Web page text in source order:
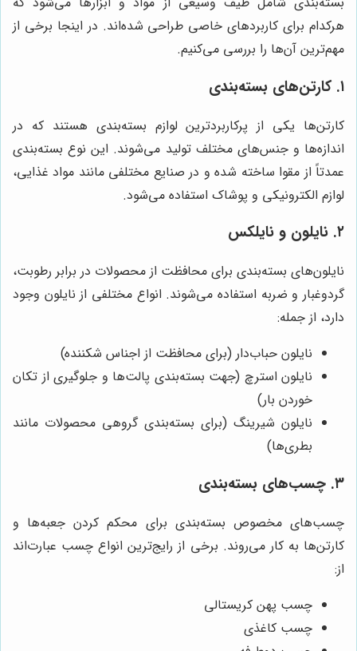
هرکدام برای کاربردهای خاصی طراحی شده‌اند. در اینجا برخی از
مهم‌ترین آن‌ها را بررسی می‌کنیم.
۱. کارتن‌های بسته‌بندی
کارتن‌ها یکی از پرکاربردترین لوازم بسته‌بندی هستند که در
اندازه‌ها و جنس‌های مختلف تولید می‌شوند. این نوع بسته‌بندی
عمدتاً از مقوا ساخته شده و در صنایع مختلفی مانند مواد غذایی،
لوازم الکترونیکی و پوشاک استفاده می‌شود.
۲. نایلون و نایلکس
نایلون‌های بسته‌بندی برای محافظت از محصولات در برابر رطوبت،
گردوغبار و ضربه استفاده می‌شوند. انواع مختلفی از نایلون وجود
دارد، از جمله:
نایلون حباب‌دار (برای محافظت از اجناس شکننده)
نایلون استرچ (جهت بسته‌بندی پالت‌ها و جلوگیری از تکان
خوردن بار)
نایلون شیرینگ (برای بسته‌بندی گروهی محصولات مانند
بطری‌ها)
۳. چسب‌های بسته‌بندی
چسب‌های مخصوص بسته‌بندی برای محکم کردن جعبه‌ها و
کارتن‌ها به کار می‌روند. برخی از رایج‌ترین انواع چسب عبارت‌اند
از:
چسب پهن کریستالی
چسب کاغذی